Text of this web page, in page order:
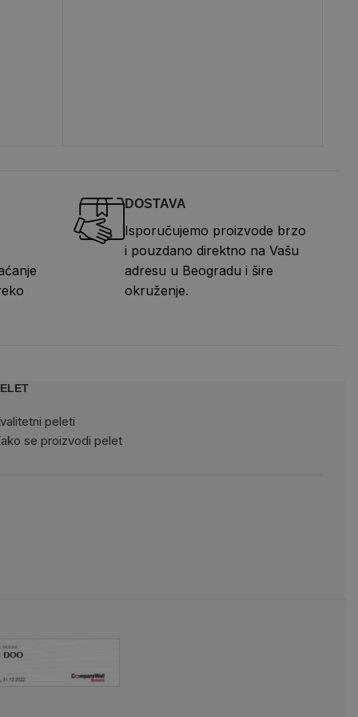
DOSTAVA
Isporučujemo proizvode brzo
i pouzdano direktno na Vašu
adresu u Beogradu i šire
okruženje.
peleti
se proizvodi pelet